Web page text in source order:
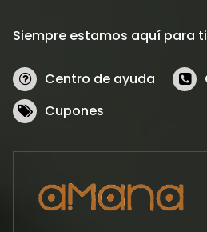
Siempre estamos aquí para ti
Centro de ayuda
Cupones